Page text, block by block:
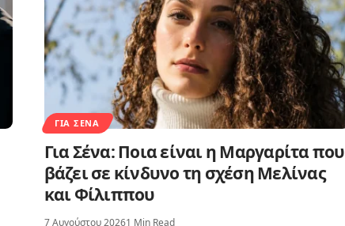
ΓΙΑ ΣΈΝΑ
Για Σένα: Ποια είναι η Μαργαρίτα που
βάζει σε κίνδυνο τη σχέση Μελίνας
και Φίλιππου
7 Αυγούστου 20261 Min Read